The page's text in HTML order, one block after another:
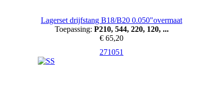
Lagerset drijfstang B18/B20 0.050"overmaat
Toepassing: P210, 544, 220, 120, ...
€ 65,20
271051